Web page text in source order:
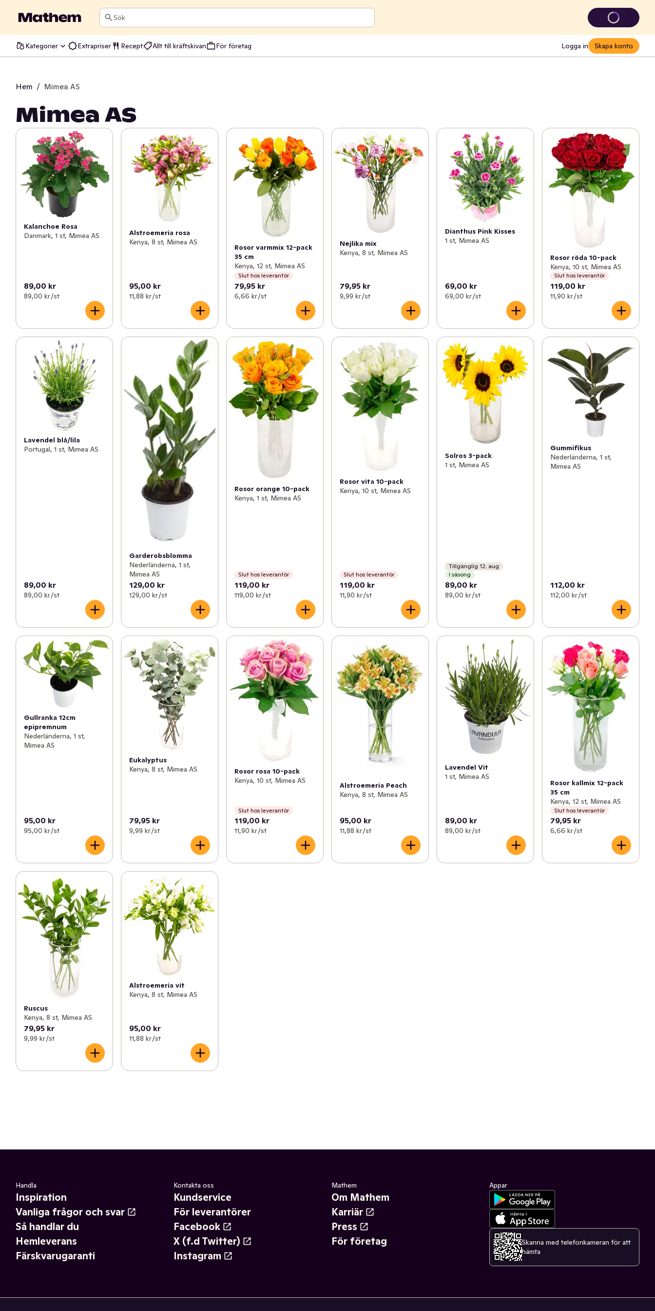
Sök
Kategorier Extrapriser Recept Allt till kräftskivan För företag Logga in Skapa konto
Hem / Mimea AS
Mimea AS
Kalanchoe Rosa
Danmark, 1 st, Mimea AS
89,00 kr
89,00 kr /st
Alstroemeria rosa
Kenya, 8 st, Mimea AS
95,00 kr
11,88 kr /st
Rosor varmmix 12-pack
35 cm
Kenya, 12 st, Mimea AS
Slut hos leverantör
79,95 kr
6,66 kr /st
Nejlika mix
Kenya, 8 st, Mimea AS
79,95 kr
9,99 kr /st
Dianthus Pink Kisses
1 st, Mimea AS
69,00 kr
69,00 kr /st
Rosor röda 10-pack
Kenya, 10 st, Mimea AS
Slut hos leverantör
119,00 kr
11,90 kr /st
Lavendel blå/lila
Portugal, 1 st, Mimea AS
89,00 kr
89,00 kr /st
Garderobsblomma
Nederländerna, 1 st,
Mimea AS
129,00 kr
129,00 kr /st
Rosor orange 10-pack
Kenya, 1 st, Mimea AS
Slut hos leverantör
119,00 kr
119,00 kr /st
Rosor vita 10-pack
Kenya, 10 st, Mimea AS
Slut hos leverantör
119,00 kr
11,90 kr /st
Solros 3-pack
1 st, Mimea AS
Tillgänglig 12. aug
I säsong
89,00 kr
89,00 kr /st
Gummifikus
Nederländerna, 1 st,
Mimea AS
112,00 kr
112,00 kr /st
Gullranka 12cm
epipremnum
Nederländerna, 1 st,
Mimea AS
95,00 kr
95,00 kr /st
Eukalyptus
Kenya, 8 st, Mimea AS
79,95 kr
9,99 kr /st
Rosor rosa 10-pack
Kenya, 10 st, Mimea AS
Slut hos leverantör
119,00 kr
11,90 kr /st
Alstroemeria Peach
Kenya, 8 st, Mimea AS
95,00 kr
11,88 kr /st
Lavendel Vit
1 st, Mimea AS
89,00 kr
89,00 kr /st
Rosor kallmix 12-pack
35 cm
Kenya, 12 st, Mimea AS
Slut hos leverantör
79,95 kr
6,66 kr /st
Ruscus
Kenya, 8 st, Mimea AS
79,95 kr
9,99 kr /st
Alstroemeria vit
Kenya, 8 st, Mimea AS
95,00 kr
11,88 kr /st
Handla
Inspiration
Vanliga frågor och svar
Så handlar du
Hemleverans
Färskvarugaranti
Kontakta oss
Kundservice
För leverantörer
Facebook
X (f.d Twitter)
Instagram
Mathem
Om Mathem
Karriär
Press
För företag
Appar
Skanna med telefonkameran för att
hämta